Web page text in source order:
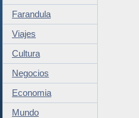
Farandula
Viajes
Cultura
Negocios
Economia
Mundo